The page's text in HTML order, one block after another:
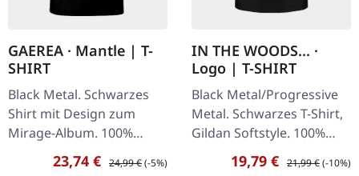
GAEREA · Mantle | T-
SHIRT
Black Metal. Schwarzes
Shirt mit Design zum
Mirage-Album. 100%
Baumwolle. Better Cotton
Initiative in weicher, semi-
Verkaufspreis:
23,74 € Regulärer Preis:
24,99 €(-5%)
IN THE WOODS... ·
Logo | T-SHIRT
Black Metal/Progressive
Metal. Schwarzes T-Shirt,
Gildan Softstyle. 100%
Baumwolle.Verkaufspreis:
19,79 € Regulärer Preis:
21,99 €(-10%)